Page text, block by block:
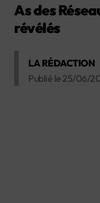
As des
révélés
LA RÉDACTION
Publié le 25/06/